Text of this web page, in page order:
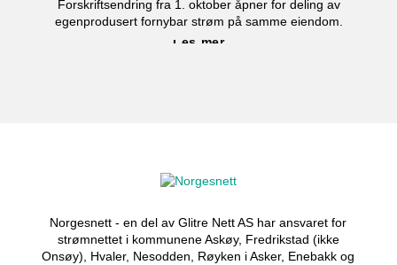
Forskriftsendring fra 1. oktober åpner for deling av
egenprodusert fornybar strøm på samme eiendom.
Les mer
Norgesnett - en del av Glitre Nett AS har ansvaret for
strømnettet i kommunene Askøy, Fredrikstad (ikke
Onsøy), Hvaler, Nesodden, Røyken i Asker, Enebakk og